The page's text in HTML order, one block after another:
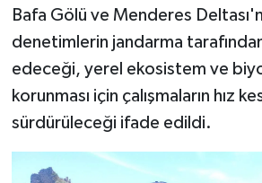
Bafa Gölü ve Menderes
denetimlerin jandarma
edeceği, yerel ekosistem ve
korunması için çalışmaların hız
sürdürüleceği ifade edildi.
SPOR
TEKNOLOJİ